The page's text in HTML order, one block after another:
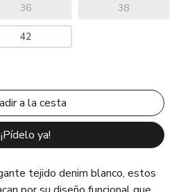
36 38
42
¡Pídelo ya!
tejido denim blanco, estos